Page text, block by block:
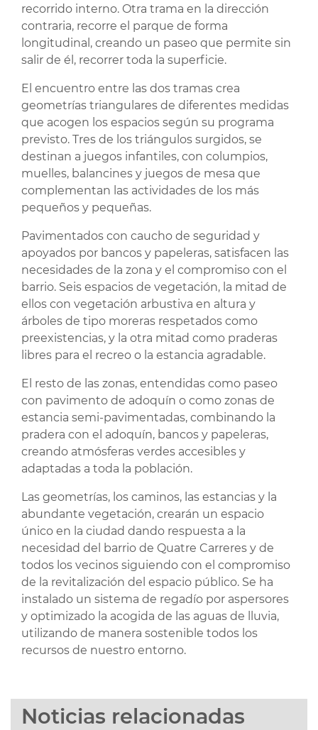
recorrido interno. Otra trama en la dirección
contraria, recorre el parque de forma
longitudinal, creando un paseo que permite sin
salir de él, recorrer toda la superficie.
El encuentro entre las dos tramas crea
geometrías triangulares de diferentes medidas
que acogen los espacios según su programa
previsto. Tres de los triángulos surgidos, se
destinan a juegos infantiles, con columpios,
muelles, balancines y juegos de mesa que
complementan las actividades de los más
pequeños y pequeñas.
Pavimentados con caucho de seguridad y
apoyados por bancos y papeleras, satisfacen las
necesidades de la zona y el compromiso con el
barrio. Seis espacios de vegetación, la mitad de
ellos con vegetación arbustiva en altura y
árboles de tipo moreras respetados como
preexistencias, y la otra mitad como praderas
libres para el recreo o la estancia agradable.
El resto de las zonas, entendidas como paseo
con pavimento de adoquín o como zonas de
estancia semi-pavimentadas, combinando la
pradera con el adoquín, bancos y papeleras,
creando atmósferas verdes accesibles y
adaptadas a toda la población.
Las geometrías, los caminos, las estancias y la
abundante vegetación, crearán un espacio
único en la ciudad dando respuesta a la
necesidad del barrio de Quatre Carreres y de
todos los vecinos siguiendo con el compromiso
de la revitalización del espacio público. Se ha
instalado un sistema de regadío por aspersores
y optimizado la acogida de las aguas de lluvia,
utilizando de manera sostenible todos los
recursos de nuestro entorno.
Noticias relacionadas